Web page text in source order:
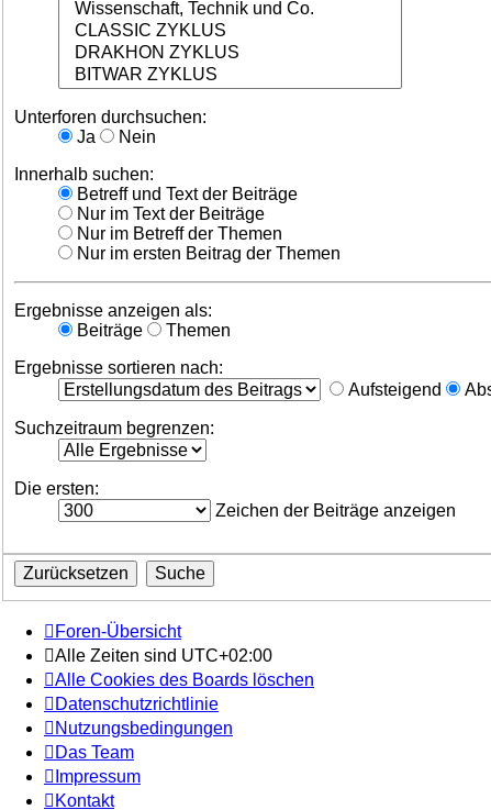
Unterforen durchsuchen:
Ja
Nein
Innerhalb suchen:
Betreff und Text der Beiträge
Nur im Text der Beiträge
Nur im Betreff der Themen
Nur im ersten Beitrag der Themen
Ergebnisse anzeigen als:
Beiträge
Themen
Ergebnisse sortieren nach:
Aufsteigend
Suchzeitraum begrenzen:
Die ersten:
Zeichen der Beiträge anzeigen
Foren-Übersicht
Alle Zeiten sind UTC+02:00
Alle Cookies des Boards löschen
Datenschutzrichtlinie
Nutzungsbedingungen
Das Team
Impressum
Kontakt